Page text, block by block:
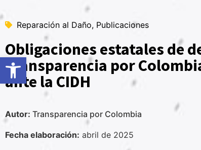
Abrir barra de
Reparación al Daño, Publicaciones
Obligaciones estatales de
Transparencia por
ante la CIDH
Autor: Transparencia por Colombia
Fecha elaboración: abril de 2025